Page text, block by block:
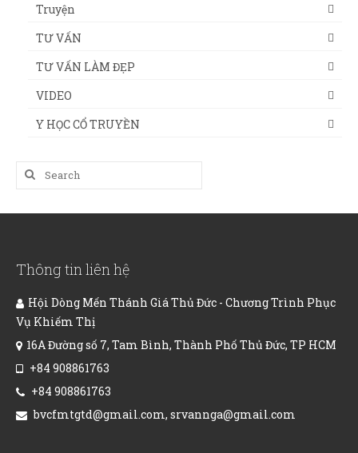
Truyện
TƯ VẤN
TƯ VẤN LÀM ĐẸP
VIDEO
Y HỌC CỔ TRUYỀN
Search
for:
Thông tin liên hệ
Hội Dòng Mến Thánh Giá Thủ Đức - Chương Trình Phục
Vụ Khiếm Thị
16A Đường số 7, Tam Bình, Thành Phố Thủ Đức, TP HCM
+84 908861763
+84 908861763
bvcfmtgtd@gmail.com, srvannga@gmail.com